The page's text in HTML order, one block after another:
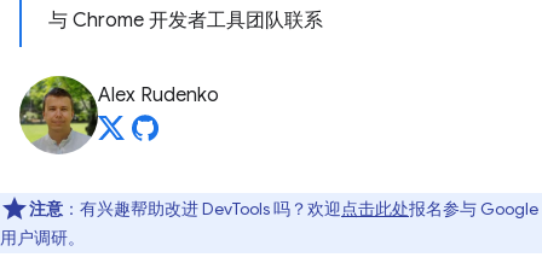
与 Chrome 开发者工具团队联系
Alex Rudenko
注意 ：有兴趣帮助改进 DevTools 吗？欢迎点击此处报名参与 Google
用户调研。